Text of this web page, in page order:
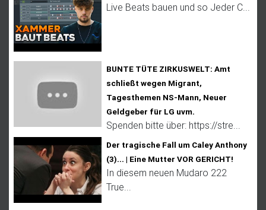
Live Beats bauen und so Jeder C...
BUNTE TÜTE ZIRKUSWELT: Amt
schließt wegen Migrant,
Tagesthemen NS-Mann, Neuer
Geldgeber für LG uvm.
Spenden bitte über: https://stre...
Der tragische Fall um Caley Anthony
(3)... | Eine Mutter VOR GERICHT!
In diesem neuen Mudaro 222
True...